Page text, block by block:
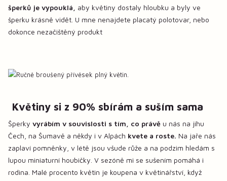
šperků je vypouklá,
aby květiny dostaly hloubku a byly ve
šperku krásně vidět. U mne nenajdete placatý polotovar, nebo
dokonce nezačištěný produkt
Květiny si z 90% sbírám a suším sama
Šperky vyrábím v souvislosti s tím, co právě u nás na jihu
Čech, na Šumavě a někdy i v Alpách kvete a roste. Na jaře nás
zaplaví pomněnky, v létě jsou všude růže a na podzim hledám s
lupou miniaturní houbičky. V sezóně mi se sušením pomáhá i
rodina. Malé procento květin je koupena v květinářství, když